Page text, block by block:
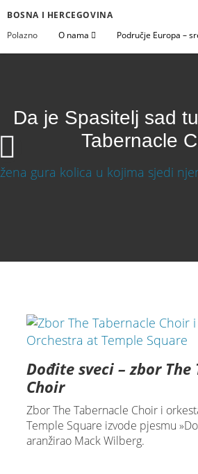
BOSNA I HERCEGOVINA
Polazno
O nama Područje Europa –
Da je Spasitelj sad
Tabernacle
Dođite sveci – zbor The
Choir
Zbor The Tabernacle Choir i
Temple Square izvode pjesmu
aranžirao Mack Wilberg.